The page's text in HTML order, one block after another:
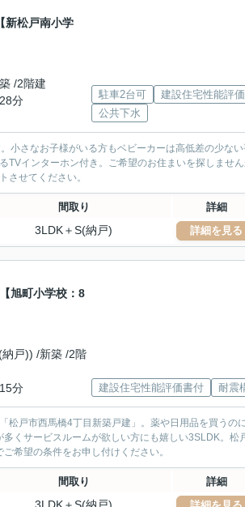
新松戸南小学
/2階建
分 駐車2台可 建設住宅性能評
公共下水
さなお子様がいる方もベビーカーは高低差の少ない
インターホン付き。ご希望のお住まいを探しませ
させてください。
間取り 詳細
3LDK＋S(納戸) 詳細を見る
旭町小学校：8
戸)) /新築 /2階
分 建設住宅性能評価書付 耐震
戸市西馬橋4丁目新築戸建」。薬や日用品を買うの
くサービスルームが欲しい方にも嬉しい3SLDK。松
希望の条件をお申し付けください。
間取り 詳細